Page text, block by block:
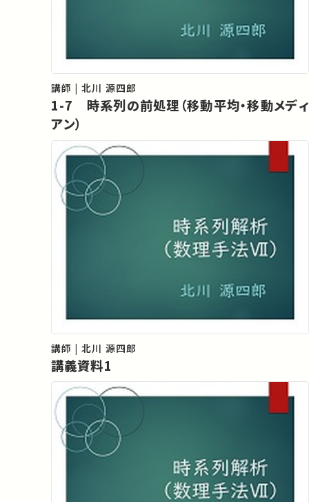
講師 | 北川 源四郎
1-7 時系列の前処理（移動平均・移動メディ
アン）
講師 | 北川 源四郎
講義資料1